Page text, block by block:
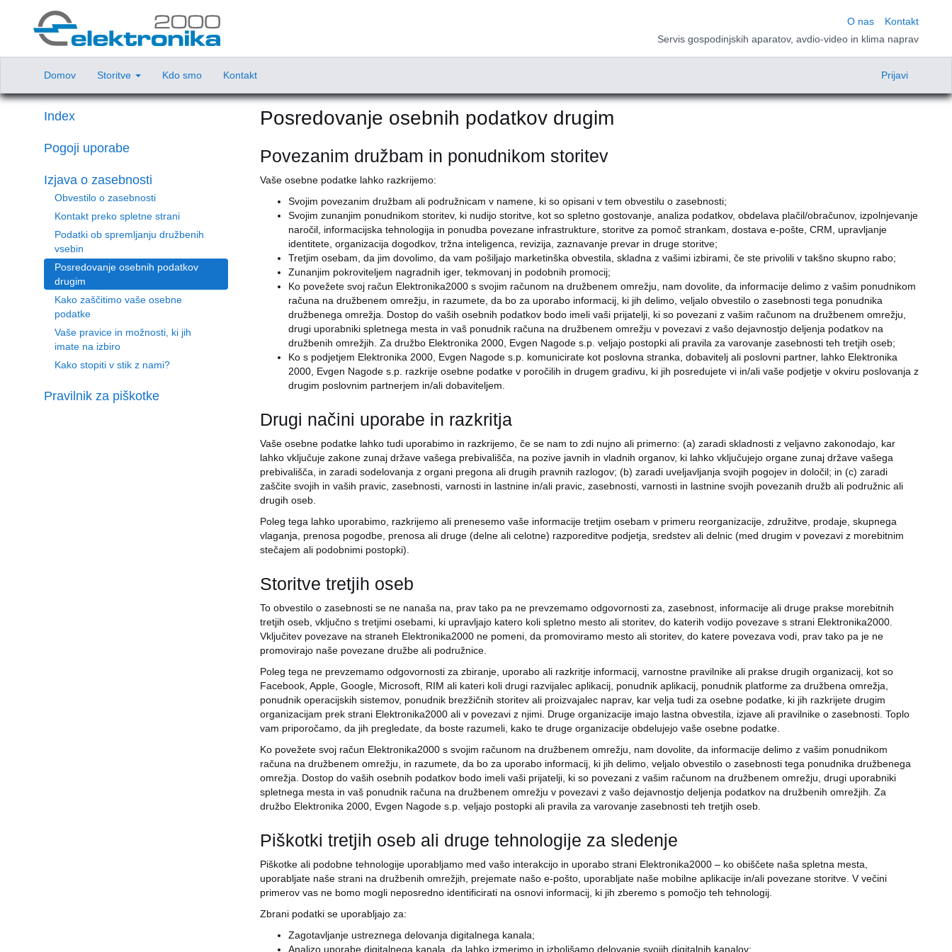
Kontakt
O nas
Servis gospodinjskih aparatov, avdio-video in klima naprav
Domov Storitve Kdo smo Kontakt Prijavi
Index
Pogoji uporabe
Izjava o zasebnosti
Obvestilo o zasebnosti
Kontakt preko spletne strani
Podatki ob spremljanju družbenih
vsebin
Posredovanje osebnih podatkov
drugim
Kako zaščitimo vaše osebne
podatke
Vaše pravice in možnosti, ki jih
imate na izbiro
Kako stopiti v stik z nami?
Pravilnik za piškotke
Posredovanje osebnih podatkov drugim
Povezanim družbam in ponudnikom storitev
Vaše osebne podatke lahko razkrijemo:
Svojim povezanim družbam ali podružnicam v namene, ki so opisani v tem obvestilu o zasebnosti;
Svojim zunanjim ponudnikom storitev, ki nudijo storitve, kot so spletno gostovanje, analiza podatkov, obdelava plačil/obračunov, izpolnjevanje
naročil, informacijska tehnologija in ponudba povezane infrastrukture, storitve za pomoč strankam, dostava e-pošte, CRM, upravljanje
identitete, organizacija dogodkov, tržna inteligenca, revizija, zaznavanje prevar in druge storitve;
Tretjim osebam, da jim dovolimo, da vam pošiljajo marketinška obvestila, skladna z vašimi izbirami, če ste privolili v takšno skupno rabo;
Zunanjim pokroviteljem nagradnih iger, tekmovanj in podobnih promocij;
Ko povežete svoj račun Elektronika2000 s svojim računom na družbenem omrežju, nam dovolite, da informacije delimo z vašim ponudnikom
računa na družbenem omrežju, in razumete, da bo za uporabo informacij, ki jih delimo, veljalo obvestilo o zasebnosti tega ponudnika
družbenega omrežja. Dostop do vaših osebnih podatkov bodo imeli vaši prijatelji, ki so povezani z vašim računom na družbenem omrežju,
drugi uporabniki spletnega mesta in vaš ponudnik računa na družbenem omrežju v povezavi z vašo dejavnostjo deljenja podatkov na
družbenih omrežjih. Za družbo Elektronika 2000, Evgen Nagode s.p. veljajo postopki ali pravila za varovanje zasebnosti teh tretjih oseb;
Ko s podjetjem Elektronika 2000, Evgen Nagode s.p. komunicirate kot poslovna stranka, dobavitelj ali poslovni partner, lahko Elektronika
2000, Evgen Nagode s.p. razkrije osebne podatke v poročilih in drugem gradivu, ki jih posredujete vi in/ali vaše podjetje v okviru poslovanja z
drugim poslovnim partnerjem in/ali dobaviteljem.
Drugi načini uporabe in razkritja
Vaše osebne podatke lahko tudi uporabimo in razkrijemo, če se nam to zdi nujno ali primerno: (a) zaradi skladnosti z veljavno zakonodajo, kar
lahko vključuje zakone zunaj države vašega prebivališča, na pozive javnih in vladnih organov, ki lahko vključujejo organe zunaj države vašega
prebivališča, in zaradi sodelovanja z organi pregona ali drugih pravnih razlogov; (b) zaradi uveljavljanja svojih pogojev in določil; in (c) zaradi
zaščite svojih in vaših pravic, zasebnosti, varnosti in lastnine in/ali pravic, zasebnosti, varnosti in lastnine svojih povezanih družb ali podružnic ali
drugih oseb.
Poleg tega lahko uporabimo, razkrijemo ali prenesemo vaše informacije tretjim osebam v primeru reorganizacije, združitve, prodaje, skupnega
vlaganja, prenosa pogodbe, prenosa ali druge (delne ali celotne) razporeditve podjetja, sredstev ali delnic (med drugim v povezavi z morebitnim
stečajem ali podobnimi postopki).
Storitve tretjih oseb
To obvestilo o zasebnosti se ne nanaša na, prav tako pa ne prevzemamo odgovornosti za, zasebnost, informacije ali druge prakse morebitnih
tretjih oseb, vključno s tretjimi osebami, ki upravljajo katero koli spletno mesto ali storitev, do katerih vodijo povezave s strani Elektronika2000.
Vključitev povezave na straneh Elektronika2000 ne pomeni, da promoviramo mesto ali storitev, do katere povezava vodi, prav tako pa je ne
promovirajo naše povezane družbe ali podružnice.
Poleg tega ne prevzemamo odgovornosti za zbiranje, uporabo ali razkritje informacij, varnostne pravilnike ali prakse drugih organizacij, kot so
Facebook, Apple, Google, Microsoft, RIM ali kateri koli drugi razvijalec aplikacij, ponudnik aplikacij, ponudnik platforme za družbena omrežja,
ponudnik operacijskih sistemov, ponudnik brezžičnih storitev ali proizvajalec naprav, kar velja tudi za osebne podatke, ki jih razkrijete drugim
organizacijam prek strani Elektronika2000 ali v povezavi z njimi. Druge organizacije imajo lastna obvestila, izjave ali pravilnike o zasebnosti. Toplo
vam priporočamo, da jih pregledate, da boste razumeli, kako te druge organizacije obdelujejo vaše osebne podatke.
Ko povežete svoj račun Elektronika2000 s svojim računom na družbenem omrežju, nam dovolite, da informacije delimo z vašim ponudnikom
računa na družbenem omrežju, in razumete, da bo za uporabo informacij, ki jih delimo, veljalo obvestilo o zasebnosti tega ponudnika družbenega
omrežja. Dostop do vaših osebnih podatkov bodo imeli vaši prijatelji, ki so povezani z vašim računom na družbenem omrežju, drugi uporabniki
spletnega mesta in vaš ponudnik računa na družbenem omrežju v povezavi z vašo dejavnostjo deljenja podatkov na družbenih omrežjih. Za
družbo Elektronika 2000, Evgen Nagode s.p. veljajo postopki ali pravila za varovanje zasebnosti teh tretjih oseb.
Piškotki tretjih oseb ali druge tehnologije za sledenje
Piškotke ali podobne tehnologije uporabljamo med vašo interakcijo in uporabo strani Elektronika2000 – ko obiščete naša spletna mesta,
uporabljate naše strani na družbenih omrežjih, prejemate našo e-pošto, uporabljate naše mobilne aplikacije in/ali povezane storitve. V večini
primerov vas ne bomo mogli neposredno identificirati na osnovi informacij, ki jih zberemo s pomočjo teh tehnologij.
Zbrani podatki se uporabljajo za:
Zagotavljanje ustreznega delovanja digitalnega kanala;
Analizo uporabe digitalnega kanala, da lahko izmerimo in izboljšamo delovanje svojih digitalnih kanalov;